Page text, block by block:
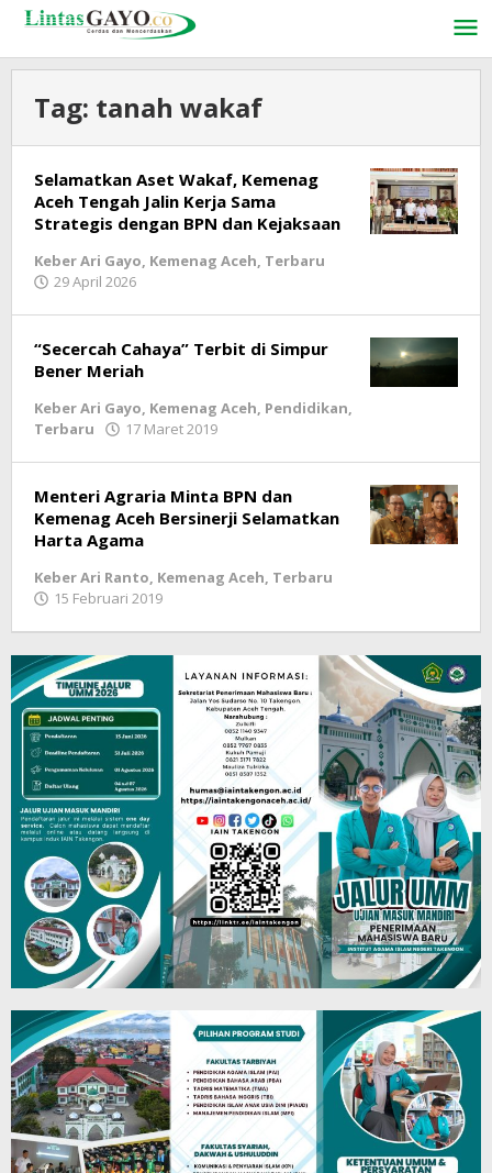
Lewati
konten
Tag: tanah wakaf
Selamatkan Aset Wakaf, Kemenag
Aceh Tengah Jalin Kerja Sama
Strategis dengan BPN dan Kejaksaan
Keber Ari Gayo, Kemenag Aceh, Terbaru
29 April 2026
“Secercah Cahaya” Terbit di Simpur
Bener Meriah
Keber Ari Gayo, Kemenag Aceh, Pendidikan,
Terbaru
17 Maret 2019
Menteri Agraria Minta BPN dan
Kemenag Aceh Bersinerji Selamatkan
Harta Agama
Keber Ari Ranto, Kemenag Aceh, Terbaru
15 Februari 2019